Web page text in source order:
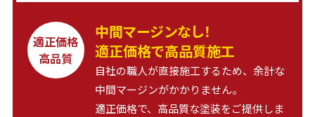
適正価格
高品質
中間マージンなし！
適正価格で高品質施工
自社の職人が直接施工するため、余計な
中間マージンがかかりません。
適正価格で、高品質な塗装をご提供しま